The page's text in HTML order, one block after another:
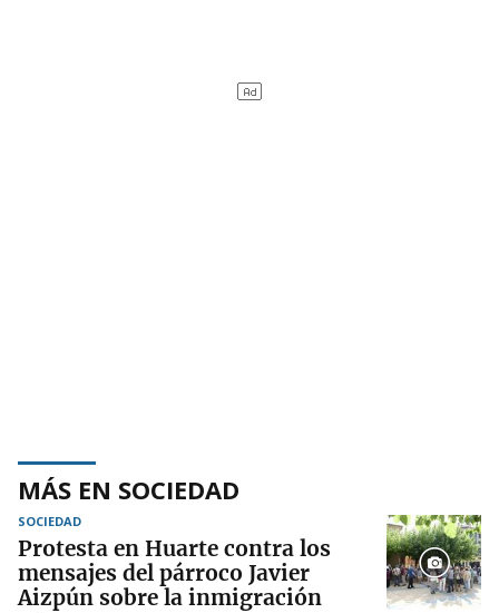
MÁS EN SOCIEDAD
SOCIEDAD
Protesta en Huarte contra los
mensajes del párroco Javier
Aizpún sobre la inmigración